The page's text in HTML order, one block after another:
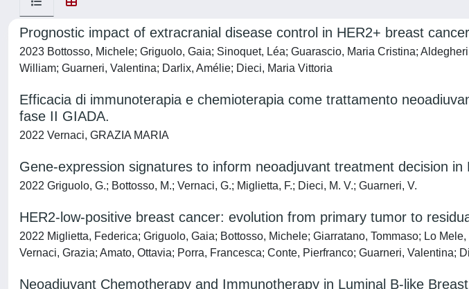
Prognostic impact of extracranial disease control in HER2+ breast
2023 Bottosso, Michele; Griguolo, Gaia; Sinoquet, Léa; Guarascio, Maria Cristina;
William; Guarneri, Valentina; Darlix, Amélie; Dieci, Maria Vittoria
Efficacia di immunoterapia e chemioterapia come trattamento
fase II GIADA.
2022 Vernaci, GRAZIA MARIA
Gene-expression signatures to inform neoadjuvant treatment decision
2022 Griguolo, G.; Bottosso, M.; Vernaci, G.; Miglietta, F.; Dieci, M. V.; Guarneri, V.
HER2-low-positive breast cancer: evolution from primary tumor to
2022 Miglietta, Federica; Griguolo, Gaia; Bottosso, Michele; Giarratano, Tommaso; Lo
Vernaci, Grazia; Amato, Ottavia; Porra, Francesca; Conte, Pierfranco; Guarneri, Valentina;
Neoadjuvant Chemotherapy and Immunotherapy in Luminal B-like